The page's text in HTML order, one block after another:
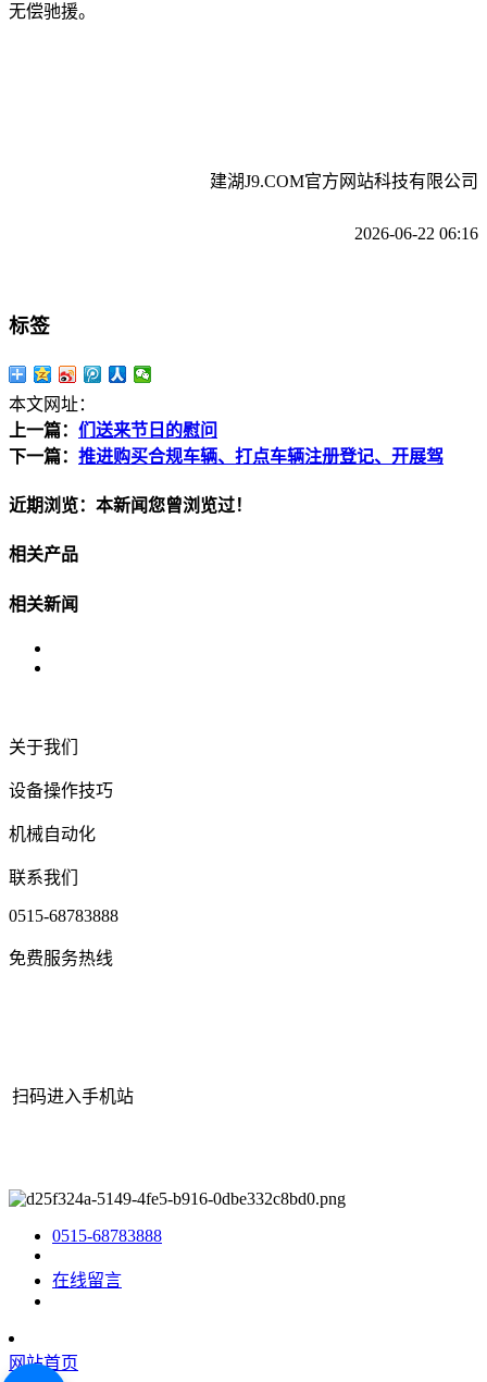
无偿驰援。
建湖J9.COM官方网站科技有限公司
2026-06-22 06:16
标签
本文网址：
上一篇： 们送来节日的慰问
下一篇： 推进购买合规车辆、打点车辆注册登记、开展驾
近期浏览：本新闻您曾浏览过！
相关产品
相关新闻
关于我们
设备操作技巧
机械自动化
联系我们
0515-68783888
免费服务热线
扫码进入手机站
0515-68783888
在线留言
网站首页